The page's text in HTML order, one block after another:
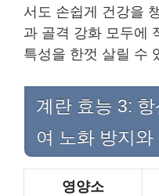
서도 손쉽게 건강을
과 골격 강화 모두에
특성을 한껏 살릴 수
계란 효능 3:
여 노화 방지와
영양소